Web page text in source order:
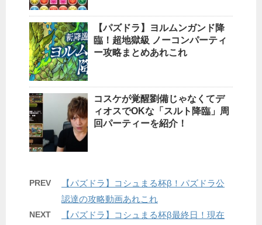
【パズドラ】ヨルムンガンド降
臨！超地獄級 ノーコンパーティ
ー攻略まとめあれこれ
コスケが覚醒劉備じゃなくてデ
ィオスでOKな「スルト降臨」周
回パーティーを紹介！
PREV
【パズドラ】コシュまる杯β！パズドラ公
認達の攻略動画あれこれ
NEXT
【パズドラ】コシュまる杯β最終日！現在